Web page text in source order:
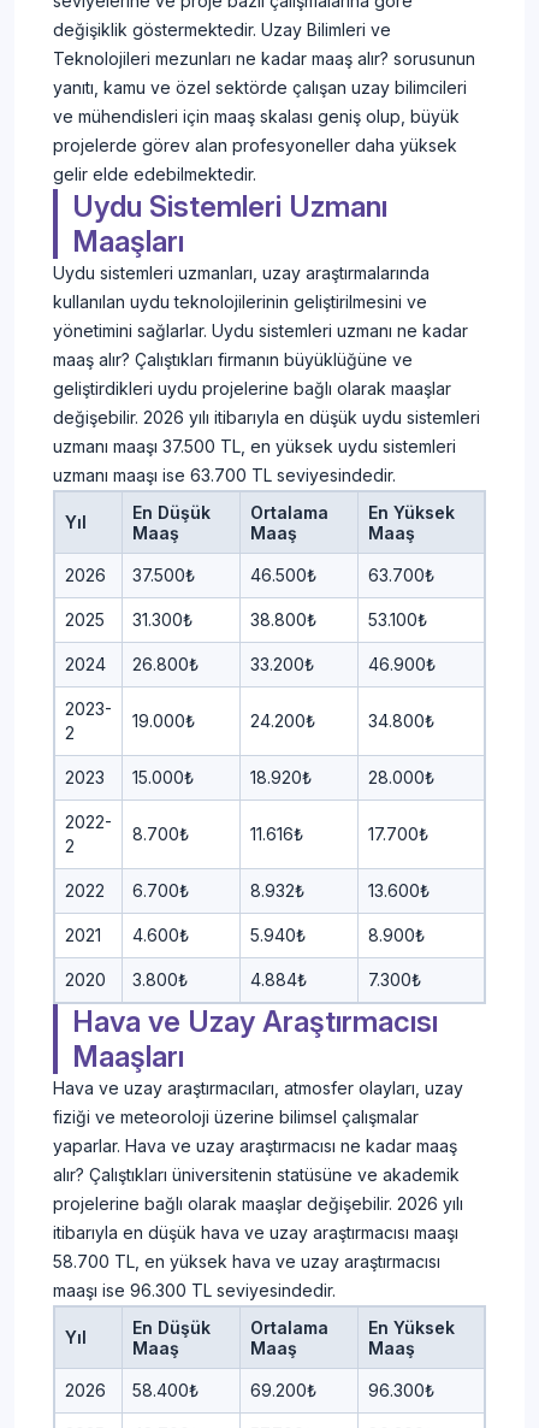
değişiklik göstermektedir. Uzay Bilimleri ve
Teknolojileri mezunları ne kadar maaş alır? sorusunun
yanıtı, kamu ve özel sektörde çalışan uzay bilimcileri
ve mühendisleri için maaş skalası geniş olup, büyük
projelerde görev alan profesyoneller daha yüksek
gelir elde edebilmektedir.
Uydu Sistemleri Uzmanı
Maaşları
Uydu sistemleri uzmanları, uzay araştırmalarında
kullanılan uydu teknolojilerinin geliştirilmesini ve
yönetimini sağlarlar. Uydu sistemleri uzmanı ne kadar
maaş alır? Çalıştıkları firmanın büyüklüğüne ve
geliştirdikleri uydu projelerine bağlı olarak maaşlar
değişebilir. 2026 yılı itibarıyla en düşük uydu sistemleri
uzmanı maaşı 37.500 TL, en yüksek uydu sistemleri
uzmanı maaşı ise 63.700 TL seviyesindedir.
Yıl
En Düşük
Maaş
Ortalama
Maaş
En Yüksek
Maaş
2026 37.500₺ 46.500₺ 63.700₺
2025 31.300₺ 38.800₺ 53.100₺
2024 26.800₺ 33.200₺ 46.900₺
2023-
2
19.000₺ 24.200₺ 34.800₺
2023 15.000₺ 18.920₺ 28.000₺
2022-
2
8.700₺ 11.616₺ 17.700₺
2022 6.700₺ 8.932₺ 13.600₺
2021 4.600₺ 5.940₺ 8.900₺
2020 3.800₺ 4.884₺ 7.300₺
Hava ve Uzay Araştırmacısı
Maaşları
Hava ve uzay araştırmacıları, atmosfer olayları, uzay
fiziği ve meteoroloji üzerine bilimsel çalışmalar
yaparlar. Hava ve uzay araştırmacısı ne kadar maaş
alır? Çalıştıkları üniversitenin statüsüne ve akademik
projelerine bağlı olarak maaşlar değişebilir. 2026 yılı
itibarıyla en düşük hava ve uzay araştırmacısı maaşı
58.700 TL, en yüksek hava ve uzay araştırmacısı
maaşı ise 96.300 TL seviyesindedir.
Yıl
En Düşük
Maaş
Ortalama
Maaş
En Yüksek
Maaş
2026 58.400₺ 69.200₺ 96.300₺